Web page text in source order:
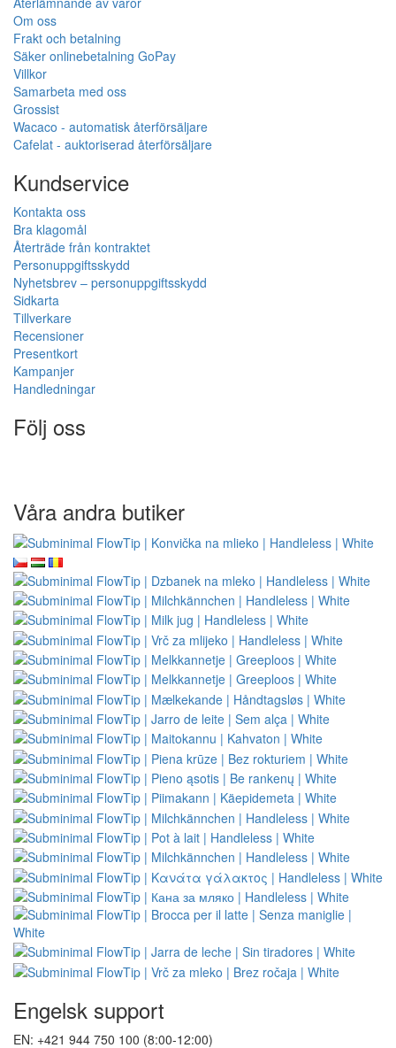
Om oss
Frakt och betalning
Säker onlinebetalning GoPay
Villkor
Samarbeta med oss
Grossist
Wacaco - automatisk återförsäljare
Cafelat - auktoriserad återförsäljare
Kundservice
Kontakta oss
Bra klagomål
Återträde från kontraktet
Personuppgiftsskydd
Nyhetsbrev – personuppgiftsskydd
Sidkarta
Tillverkare
Recensioner
Presentkort
Kampanjer
Handledningar
Följ oss
Våra andra butiker
Engelsk support
EN: +421 944 750 100 (8:00-12:00)